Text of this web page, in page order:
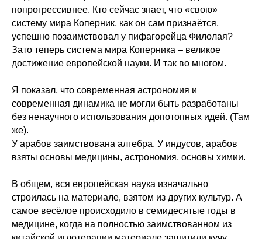
попрогрессивнее. Кто сейчас знает, что «свою»
систему мира Коперник, как он сам признаётся,
успешно позаимствовал у пифагорейца Филолая?
Зато теперь система мира Коперника – великое
достижение европейской науки. И так во многом.
Я показал, что современная астрономия и
современная динамика не могли быть разработаны
без ненаучного использования допотопных идей. (Там
же).
У арабов заимствована алгебра. У индусов, арабов
взяты основы медицины, астрономия, основы химии.
В общем, вся европейская наука изначально
строилась на материале, взятом из других культур. А
самое весёлое происходило в семидесятые годы в
медицине, когда на полностью заимствованном из